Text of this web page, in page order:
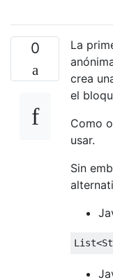
0
La
crea
el
Como
usar.
Sin
List<